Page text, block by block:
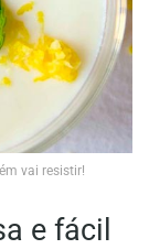
vai resistir!
e fácil